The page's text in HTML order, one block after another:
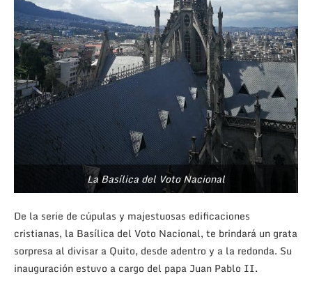
La Basílica del Voto Nacional
De la serie de cúpulas y majestuosas edificaciones
cristianas, la Basílica del Voto Nacional, te brindará un grata
sorpresa al divisar a Quito, desde adentro y a la redonda. Su
inauguración estuvo a cargo del papa Juan Pablo II.